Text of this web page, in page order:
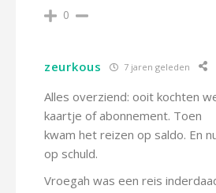
0
zeurkous 7 jaren geleden
Alles overziend: ooit kochten
kaartje of abonnement. Toen
kwam het reizen op saldo. En
op schuld.
Vroegah was een reis